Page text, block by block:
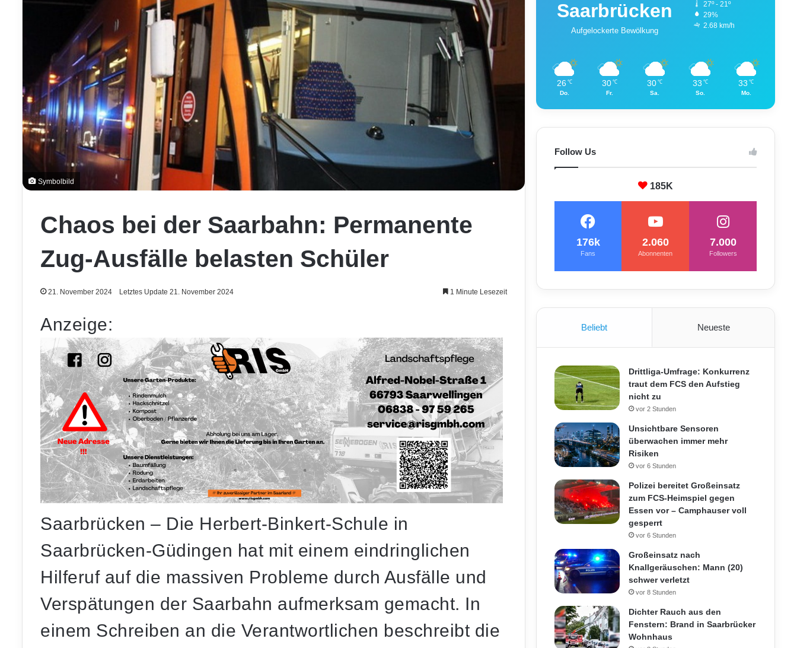
Symbolbild
Chaos bei der Saarbahn: Permanente
Zug-Ausfälle belasten Schüler
21. November 2024 Letztes Update 21. November 2024 1 Minute Lesezeit
Anzeige:
Saarbrücken – Die Herbert-Binkert-Schule in
Saarbrücken-Güdingen hat mit einem eindringlichen
Hilferuf auf die massiven Probleme durch Ausfälle und
Verspätungen der Saarbahn aufmerksam gemacht. In
einem Schreiben an die Verantwortlichen beschreibt die
Saarbrücken
Aufgelockerte Bewölkung
27º - 21º
29%
2.68 km/h
26 ℃
Do.
30 ℃
Fr.
30 ℃
Sa.
33 ℃
So.
33 ℃
Mo.
Follow Us
185K
176k
Fans
2.060
Abonnenten
7.000
Followers
Beliebt Neueste
Drittliga-Umfrage: Konkurrenz
traut dem FCS den Aufstieg
nicht zu
vor 2 Stunden
Unsichtbare Sensoren
überwachen immer mehr
Risiken
vor 6 Stunden
Polizei bereitet Großeinsatz
zum FCS-Heimspiel gegen
Essen vor – Camphauser voll
gesperrt
vor 6 Stunden
Großeinsatz nach
Knallgeräuschen: Mann (20)
schwer verletzt
vor 8 Stunden
Dichter Rauch aus den
Fenstern: Brand in Saarbrücker
Wohnhaus